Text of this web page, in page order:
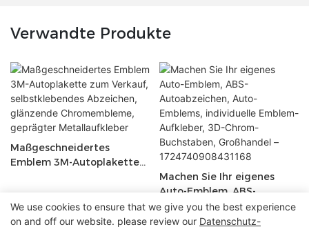
Verwandte Produkte
Maßgeschneidertes
Emblem 3M-Autoplakette
glänzende Chromembleme,
geprägter Metallaufkleber
Machen Sie Ihr eigenes
Auto-Emblem, ABS-
Autoabzeichen, Auto-
Emblems, individuelle
We use cookies to ensure that we give you the best experience
on and off our website. please review our Datenschutz-